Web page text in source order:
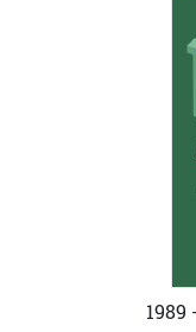
1989